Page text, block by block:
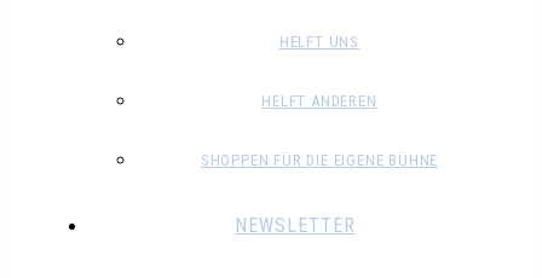
HELFT UNS
HELFT ANDEREN
SHOPPEN FÜR DIE EIGENE BÜHNE
NEWSLETTER